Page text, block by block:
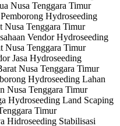
Nusa Tenggara Timur
Hydroseeding
Nusa Tenggara Timur
Vendor Hydroseeding
Nusa Tenggara Timur
Jasa Hydroseeding
Nusa Tenggara Timur
Hydroseeding Lahan
Nusa Tenggara Timur
Hydroseeding Land Scaping
Timur
Hidroseeding Stabilisasi